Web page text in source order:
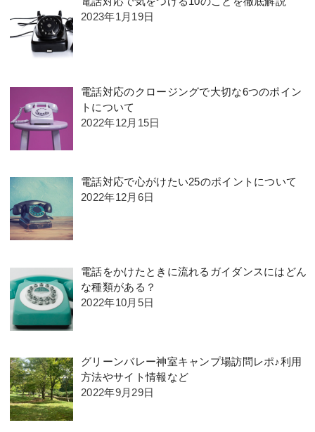
2023年1月19日
電話対応のクロージングで大切な6つのポイン
トについて
2022年12月15日
電話対応で心がけたい25のポイントについて
2022年12月6日
電話をかけたときに流れるガイダンスにはどん
な種類がある？
2022年10月5日
グリーンバレー神室キャンプ場訪問レポ♪利用
方法やサイト情報など
2022年9月29日